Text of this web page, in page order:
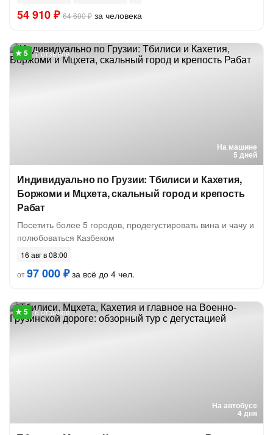
54 910 ₽ 64 600 ₽ за человека
На машине
5 дней
7 отзывов
Индивидуально по Грузии: Тбилиси и Кахетия,
Боржоми и Мцхета, скальный город и крепость
Рабат
Посетить более 5 городов, продегустировать вина и чачу и
полюбоваться Казбеком
16 авг в 08:00
от97 000 ₽за всё до 4 чел.
На автобусе
4 дня
6 отзывов